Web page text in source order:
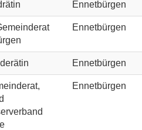
Ennetbürgen
Ennetbürgen
Ennetbürgen
Ennetbürgen